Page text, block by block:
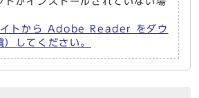
トから Adobe Reader をダウ
）してください。